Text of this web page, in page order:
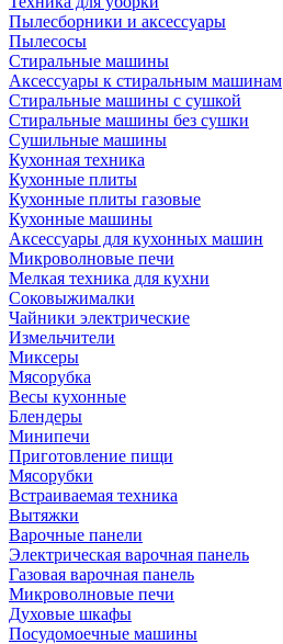
Пылесборники и аксессуары
Пылесосы
Стиральные машины
Аксессуары к стиральным машинам
Стиральные машины с сушкой
Стиральные машины без сушки
Сушильные машины
Кухонная техника
Кухонные плиты
Кухонные плиты газовые
Кухонные машины
Аксессуары для кухонных машин
Микроволновые печи
Мелкая техника для кухни
Соковыжималки
Чайники электрические
Измельчители
Миксеры
Мясорубка
Весы кухонные
Блендеры
Минипечи
Приготовление пищи
Мясорубки
Встраиваемая техника
Вытяжки
Варочные панели
Электрическая варочная панель
Газовая варочная панель
Микроволновые печи
Духовые шкафы
Посудомоечные машины